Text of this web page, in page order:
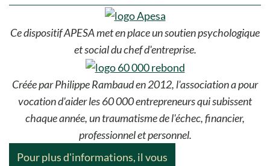
Ce dispositif APESA met en place un soutien psychologique
et social du chef d'entreprise.
Créée par Philippe Rambaud en 2012, l'association a pour
vocation d'aider les 60 000 entrepreneurs qui subissent
chaque année, un traumatisme de l'échec, financier,
professionnel et personnel.
Pour plus d'informations, il vous